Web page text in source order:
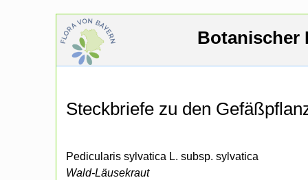
Botanischer
Steckbriefe zu den
Pedicularis sylvatica L. subsp. sylvatica
Wald-Läusekraut